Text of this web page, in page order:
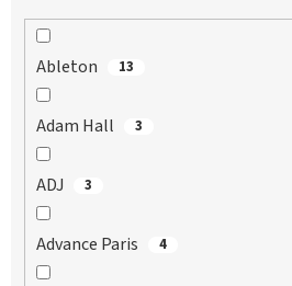
Ableton 13
Adam Hall 3
ADJ 3
Advance Paris 4